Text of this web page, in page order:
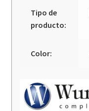
Tipo de
producto:
Color: